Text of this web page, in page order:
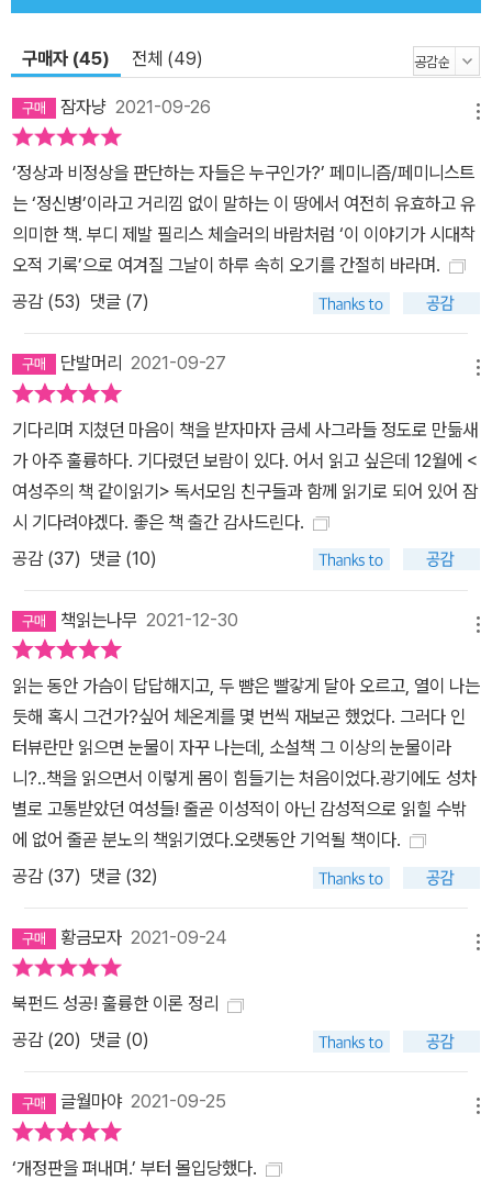
력’에 연루되어 있는데, 이 수치와 범위가 어느 정도인지를 자료로 입
증한다. 우울하고 초조하며 광장공포증에 시달리는 여성들, 신경쇠
약, 발작적 울음, 분노 발작, 망상에 빠진 여성들, 자살을 시도하거나
너무 적게 혹은 너무 많이 먹는 여성들, 불안을 없애기 위해 정체불명
의 약물을 과다 복용하는 여성들, 그리고 이들이 경험하는 적대감·욕
망·공포·성적 불행·환상에 대해 다룬다. 4장에서 9장까지는 정신병원
입원과 외래 치료 경험에 관해 인터뷰한 환자 예순 명의 병력을 기술
되었으며 그들의 나이 또한 열일곱 살부터 일흔 살에 이르기까지 다
대단히 광범위한 범위에 걸쳐 있었다. 그들 중 극소수만이 우리가 진
짜 광적인 상태라고 부르는 것을 경험했다. 대다수는 단지 불행했으
며, 전형적으로 (그렇다고 인정된) 여성적인 방식으로 자기파괴적일
뿐이었다. ● 세계를 ‘구하기’에 앞서 여성은 누구를 구해야 하는가 우
리 어머니들, 할머니들, 증조・고조할머니들은 우리가 패배했거나 혹
은 결코 싸워본 적도 없는 전쟁이 무엇이었는지, 우리의 패배가 얼마
나 전면적이었는지, 종교와 광기와 불감증에 대해 우리가 얼마나 애
통해야 하는지에 대해 왜 우리가 이해할 만하게 말해주지 않았을까?
우리 어머니들은 강간과 근친상간과 매춘과 우리 자신을 위한 쾌락의
부재 등에 관해 왜 그토록 침묵했을까? 우리 어머니들은 그렇게 많은
단어들을 가지고 있었으면서 왜 우리에게 여주인공을 말해주지 않았
으며 페미니스트들과 여성 참정권론자들과 아마존과 위대한 어머니
들에 관해 말해주지 않았을까? _필리스 체슬러 체슬러는 여성은 언제
나 전쟁을 치러왔다고, 그리고 그런 전쟁에서 여성은 언제나 패자였
다고 말한다. 여성들이 이런 사실을 거의 눈치채지 못한 것은 남성이
‘승리’를 당연한 것으로 여긴 반면 여성은 ‘패배’를 당연한 것으로 여
기고 살아왔기 때문이다. 여성들이 여태껏 당연한 것으로 받아들여왔
치르고 있었던 성별 전쟁의 비전은 좀 더 확실해질 것이라고 체슬러
는 강조한다. 여성의 심리적인 정체성은 자신의 생존과 자기인식에
대한 관심사로부터 구축된다. 여성이 ‘마음의 지혜’를 저버리고 남성
로와 서로에게로 전환시켜야지 자기희생의 지점으로 전환시킬 필요
감정을 살피는 일을 그만둘 이유가 없다. 여성은 먼저 자기 자신에게
그리고 다른 여성들에게 부드럽게 대하고 연민을 느껴야 한다. 체슬
러는 여성은 세계를 ‘구하기’에 앞서, 남편과 아들을 ‘구하기’에 앞서,
구매자 (45) 전체 (49)
잠자냥 2021-09-26
‘정상과 비정상을 판단하는 자들은 누구인가?’ 페미니즘/페미니스트
는 ‘정신병’이라고 거리낌 없이 말하는 이 땅에서 여전히 유효하고 유
의미한 책. 부디 제발 필리스 체슬러의 바람처럼 ‘이 이야기가 시대착
오적 기록’으로 여겨질 그날이 하루 속히 오기를 간절히 바라며.
공감 (53) 댓글 (7)
단발머리 2021-09-27
기다리며 지쳤던 마음이 책을 받자마자 금세 사그라들 정도로 만듦새
가 아주 훌륭하다. 기다렸던 보람이 있다. 어서 읽고 싶은데 12월에 <
여성주의 책 같이읽기> 독서모임 친구들과 함께 읽기로 되어 있어 잠
시 기다려야겠다. 좋은 책 출간 감사드린다.
공감 (37) 댓글 (10)
책읽는나무 2021-12-30
읽는 동안 가슴이 답답해지고, 두 뺨은 빨갛게 달아 오르고, 열이 나는
듯해 혹시 그건가?싶어 체온계를 몇 번씩 재보곤 했었다. 그러다 인
터뷰란만 읽으면 눈물이 자꾸 나는데, 소설책 그 이상의 눈물이라
니?..책을 읽으면서 이렇게 몸이 힘들기는 처음이었다.광기에도 성차
별로 고통받았던 여성들! 줄곧 이성적이 아닌 감성적으로 읽힐 수밖
에 없어 줄곧 분노의 책읽기였다.오랫동안 기억될 책이다.
공감 (37) 댓글 (32)
황금모자 2021-09-24
북펀드 성공! 훌륭한 이론 정리
공감 (20) 댓글 (0)
글월마야2021-09-25
‘개정판을 펴내며.’ 부터 몰입당했다.